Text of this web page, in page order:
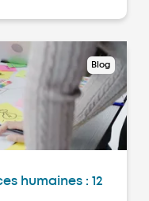
Blog
humaines : 12